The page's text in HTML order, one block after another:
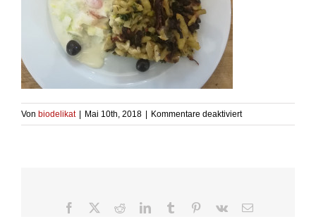
Von biodelikat Mai 10th, 2018 Kommentare deaktiviertfür
Formaggio
Facebook RedditLinkedInTumblr Pinterest
Vk
E-